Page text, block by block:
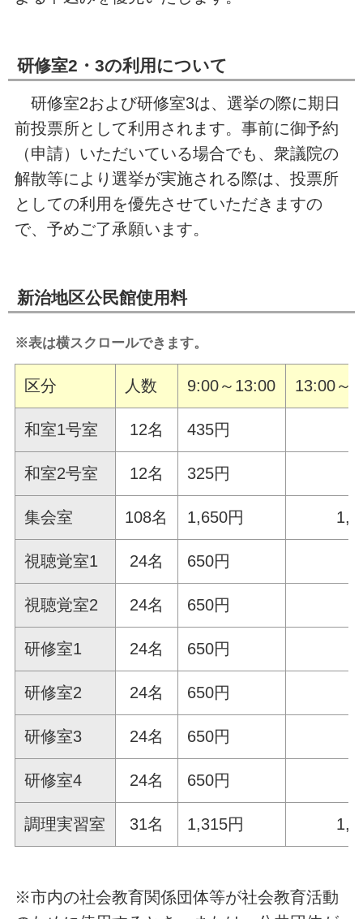
研修室2・3の利用について
研修室2および研修室3は、選挙の際に期日
前投票所として利用されます。事前に御予約
（申請）いただいている場合でも、衆議院の
解散等により選挙が実施される際は、投票所
としての利用を優先させていただきますの
で、予めご了承願います。
新治地区公民館使用料
※表は横スクロールできます。
区分 人数 9:00～13:00 13:00～
和室1号室 12名 435円
和室2号室 12名 325円
集会室 108名 1,650円
視聴覚室1 24名 650円
視聴覚室2 24名 650円
研修室1 24名 650円
研修室2 24名 650円
研修室3 24名 650円
研修室4 24名 650円
調理実習室 31名 1,315円
※市内の社会教育関係団体等が社会教育活動